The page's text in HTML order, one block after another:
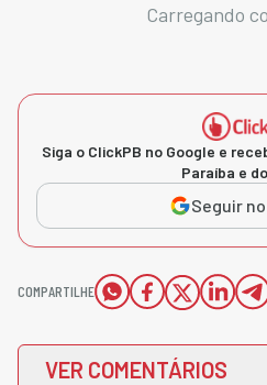
Carregando
Siga o ClickPB no Google e
Paraíba e
Seguir
COMPARTILHE
VER COMENTÁRIOS